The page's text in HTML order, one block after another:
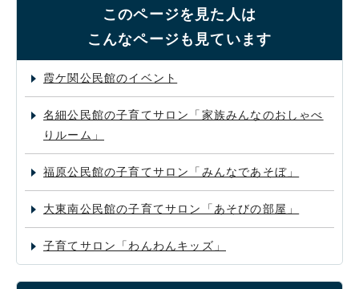
このページを見た人は
こんなページも見ています
霞ケ関公民館のイベント
名細公民館の子育てサロン「家族みんなのおしゃべ
りルーム」
福原公民館の子育てサロン「みんなであそぼ」
大東南公民館の子育てサロン「あそびの部屋」
子育てサロン「わんわんキッズ」